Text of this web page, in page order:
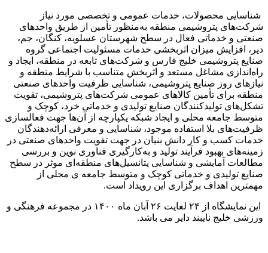
شناسایی محصولات، خدمات عمومی و تخصصی مورد نیاز
شرکت‌های پتروشیمی منطقه به‌منظور تأمین از طریق واحدهای
‏صنعتی و خدماتی فعال در سطح شهرستان عسلویه، کنگان، جم،
دیر، افزایش میزان اثربخشی خدمات مسئولیت اجتماعی گروه
‏صنایع پتروشیمی خلیج فارس و شرکت‌های تابعه در منطقه، ایجاد و
راه‌اندازی مشاغل مستعد و اثربخش متناسب با شرایط منطقه ‏و
نیازهای روز صنایع پتروشیمی، شناسایی ظرفیت واحدهای صنعتی
منطقه برای تأمین کالاهای عمومی شرکت‌های پتروشیمی، ‏تقویت
تشکل‌های تولیدکنندگان صنایع تولیدی و خدماتی خرد، کوچک و
متوسط جامعه محلی و ایجاد شبکه یکپارچه از آن‌ها جهت ‏فعالسازی
ظرفیت‌های بلا استفاده موجود، شناسایی و معرفی ارائه‌دهندگان
خدمات کسب و کار دانش بنیان در جهت تقویت ‏واحدهای صنعتی در
زمینه‌های بهبود فرآیند تولید و به‌کارگیری فناوری نوین و بررسی
مطالعات آمایشی و شناسایی پتانسیل‌های ‏منطقه‌ای موثر در سطح
صنایع تولیدی و خدماتی کوچک و متوسط جامعه ی محلی از
مهمترین اهداف برگزاری این رویداد است.‏
این نمایشگاه از ۲۴ لغایت ۲۶ آبان ماه ۱۴۰۰ در مجموعه فرهنگی و
ورزشی خلیج نایبند دایر می باشد.